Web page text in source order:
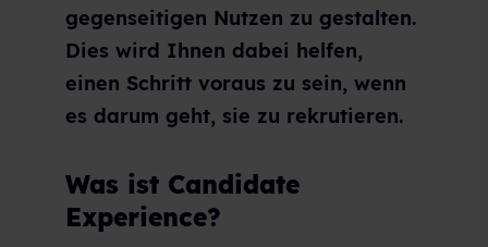
gegenseitigen Nutzen zu gestalten.
Dies wird Ihnen dabei helfen,
einen Schritt voraus zu sein, wenn
es darum geht, sie zu rekrutieren.
Was ist Candidate
Experience?